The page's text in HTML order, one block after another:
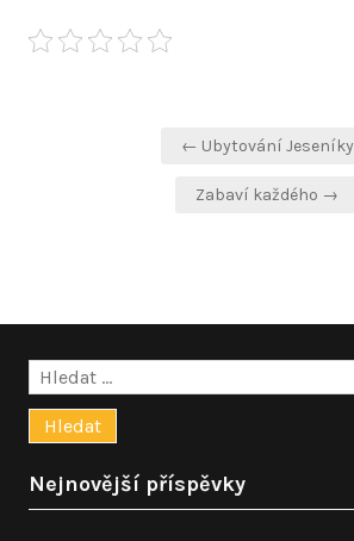
← Ubytování Jeseníky
Zabaví každého →
Vyhledávání
Nejnovější příspěvky